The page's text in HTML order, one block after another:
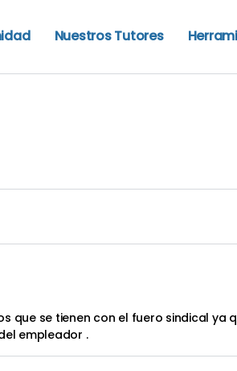
Nuestros Tutores
que se tienen con el fuero sindical ya
empleador .